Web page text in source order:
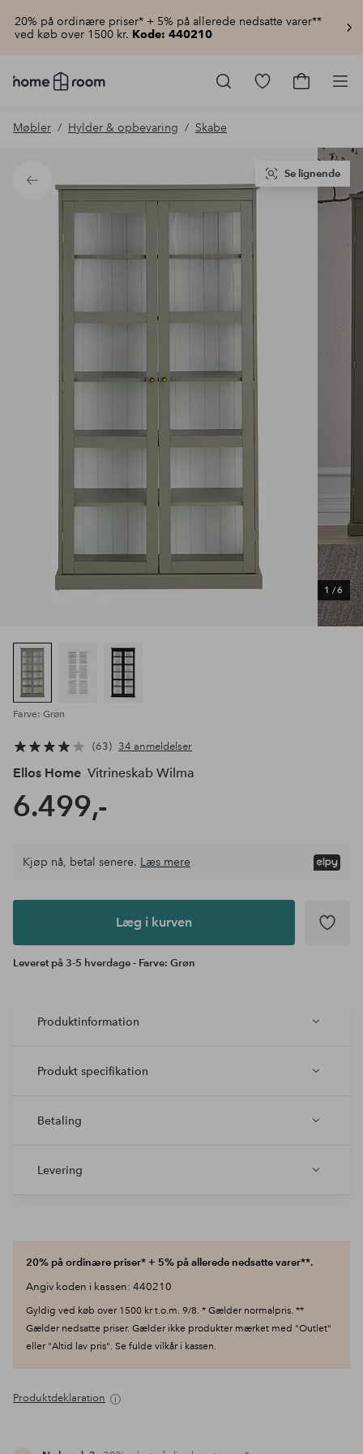
20% på ordinære priser* + 5% på allerede nedsatte varer**
ved køb over 1500 kr. Kode: 440210
Homeroom
–
hjemmet
pris
Gå
Gå
Møbler Hylder & opbevaring Skabe
Tilbage
1 /6
Se lignende
Farve: Grøn
63 34 anmeldelser
Ellos Home Vitrineskab Wilma
6.499,-
Læg i
Kjøp nå, betal senere. Læs mere
Læg i kurven
Leveret på 3-5 hverdage - Farve: Grøn
Produktinformation
Produkt specifikation
Betaling
Levering
20% på ordinære priser* + 5% på allerede nedsatte varer**.
Angiv koden i kassen: 440210
Gyldig ved køb over 1500 kr t.o.m. 9/8. * Gælder normalpris. **
Gælder nedsatte priser. Gælder ikke produkter mærket med "Outlet"
eller "Altid lav pris". Se fulde vilkår i kassen.
Produktdeklaration